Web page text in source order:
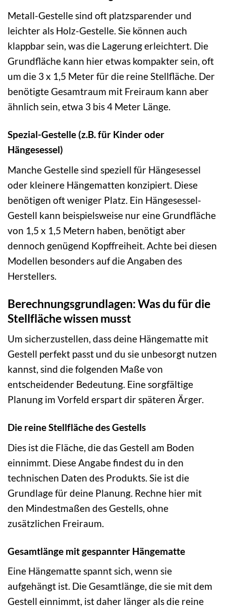
Metall-Gestelle sind oft platzsparender und
leichter als Holz-Gestelle. Sie können auch
klappbar sein, was die Lagerung erleichtert. Die
Grundfläche kann hier etwas kompakter sein, oft
um die 3 x 1,5 Meter für die reine Stellfläche. Der
benötigte Gesamtraum mit Freiraum kann aber
ähnlich sein, etwa 3 bis 4 Meter Länge.
Spezial-Gestelle (z.B. für Kinder oder
Hängesessel)
Manche Gestelle sind speziell für Hängesessel
oder kleinere Hängematten konzipiert. Diese
benötigen oft weniger Platz. Ein Hängesessel-
Gestell kann beispielsweise nur eine Grundfläche
von 1,5 x 1,5 Metern haben, benötigt aber
dennoch genügend Kopffreiheit. Achte bei diesen
Modellen besonders auf die Angaben des
Herstellers.
Berechnungsgrundlagen: Was du für die
Stellfläche wissen musst
Um sicherzustellen, dass deine Hängematte mit
Gestell perfekt passt und du sie unbesorgt nutzen
kannst, sind die folgenden Maße von
entscheidender Bedeutung. Eine sorgfältige
Planung im Vorfeld erspart dir späteren Ärger.
Die reine Stellfläche des Gestells
Dies ist die Fläche, die das Gestell am Boden
einnimmt. Diese Angabe findest du in den
technischen Daten des Produkts. Sie ist die
Grundlage für deine Planung. Rechne hier mit
den Mindestmaßen des Gestells, ohne
zusätzlichen Freiraum.
Gesamtlänge mit gespannter Hängematte
Eine Hängematte spannt sich, wenn sie
aufgehängt ist. Die Gesamtlänge, die sie mit dem
Gestell einnimmt, ist daher länger als die reine